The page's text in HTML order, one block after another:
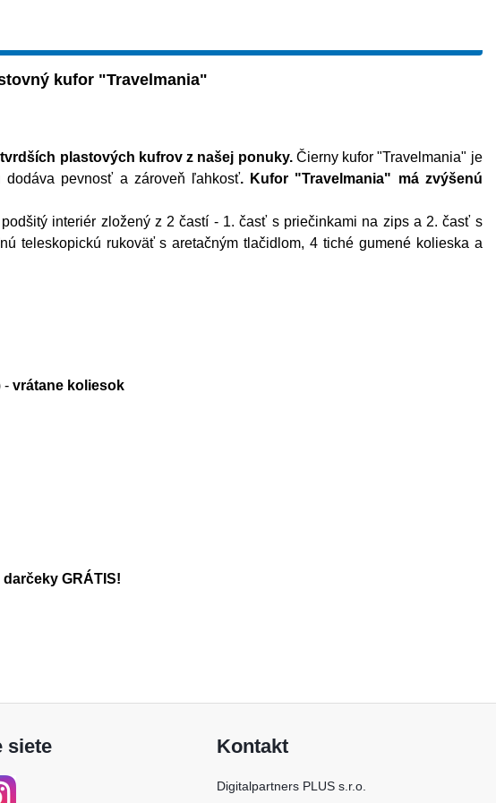
kufor "Travelmania"
plastových kufrov z našej ponuky.Čierny kufor "Travelmania" je
dodáva pevnosť a zároveň ľahkosť. Kufor "Travelmania" má zvýšenú
interiér zložený z 2 častí - 1. časť s priečinkami na zips a 2. časť s
teleskopickú rukoväť s aretačným tlačidlom, 4 tiché gumené kolieska a
- vrátane koliesok
GRÁTIS!
siete Kontakt
Digitalpartners PLUS s.r.o.